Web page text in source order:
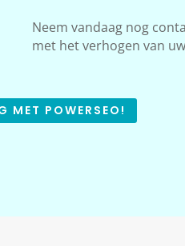
Neem vandaag nog
met het verhogen van
MET POWERSEO!